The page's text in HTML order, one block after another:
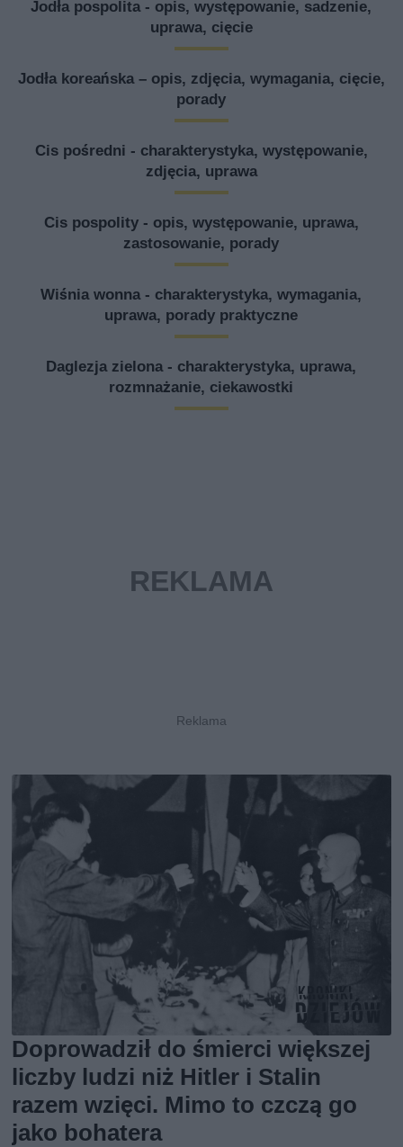
Jodła pospolita - opis, występowanie, sadzenie,
uprawa, cięcie
Jodła koreańska – opis, zdjęcia, wymagania, cięcie,
porady
Cis pośredni - charakterystyka, występowanie,
zdjęcia, uprawa
Cis pospolity - opis, występowanie, uprawa,
zastosowanie, porady
Wiśnia wonna - charakterystyka, wymagania,
uprawa, porady praktyczne
Daglezja zielona - charakterystyka, uprawa,
rozmnażanie, ciekawostki
Doprowadził do śmierci większej
liczby ludzi niż Hitler i Stalin
razem wzięci. Mimo to czczą go
jako bohatera